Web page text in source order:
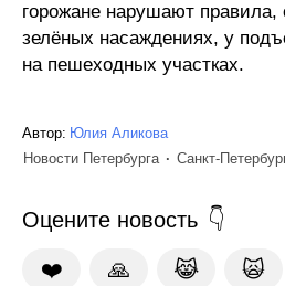
горожане нарушают
зелёных насаждениях, у
на пешеходных участках.
Автор: Юлия Аликова
Новости Петербурга
Санкт-
Оцените новость
❤️ 🙏 😹 🙀